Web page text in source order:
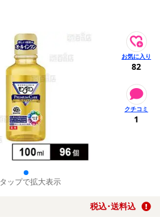
タップで拡大表示
82
1
税込･送料込